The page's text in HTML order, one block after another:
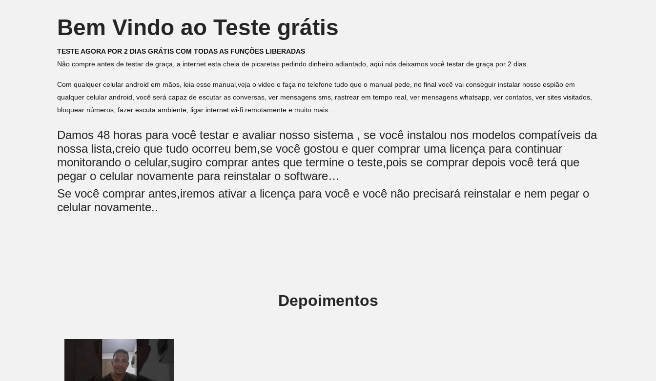
Bem Vindo ao Teste grátis
TESTE AGORA POR 2 DIAS GRÁTIS COM TODAS AS FUNÇÕES LIBERADAS
Não compre antes de testar de graça, a internet esta cheia de picaretas pedindo dinheiro adiantado, aqui nós deixamos você testar de graça por 2 dias.
Com qualquer celular android em mãos, leia esse manual,veja o video e faça no telefone tudo que o manual pede, no final você vai conseguir instalar nosso espião em
qualquer celular android, você será capaz de escutar as conversas, ver mensagens sms, rastrear em tempo real, ver mensagens whatsapp, ver contatos, ver sites visitados,
bloquear números, fazer escuta ambiente, ligar internet wi-fi remotamente e muito mais…
Damos 48 horas para você testar e avaliar nosso sistema , se você instalou nos modelos compatíveis da
nossa lista,creio que tudo ocorreu bem,se você gostou e quer comprar uma licença para continuar
monitorando o celular,sugiro comprar antes que termine o teste,pois se comprar depois você terá que
pegar o celular novamente para reinstalar o software…
Se você comprar antes,iremos ativar a licença para você e você não precisará reinstalar e nem pegar o
celular novamente..
Depoimentos